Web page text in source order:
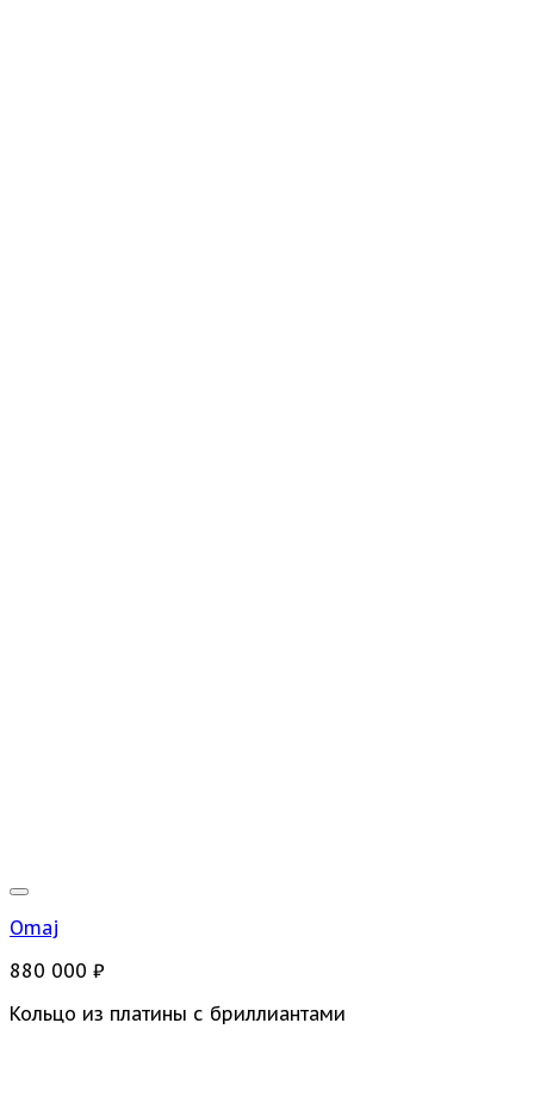
Omaj
880 000 ₽
Кольцо из платины с бриллиантами